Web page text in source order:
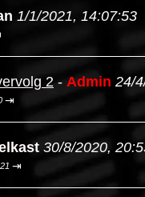
1/1/2021, 14:07:53
2 - Admin 24/
⇥
30/8/2020,
⇥